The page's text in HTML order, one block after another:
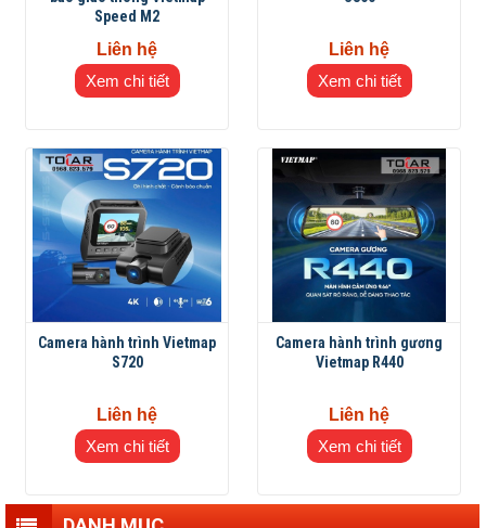
Speed M2
Liên hệ
Xem chi tiết
Liên hệ
Xem chi tiết
Camera hành trình Vietmap
S720
Liên hệ
Xem chi tiết
Camera hành trình gương
Vietmap R440
Liên hệ
Xem chi tiết